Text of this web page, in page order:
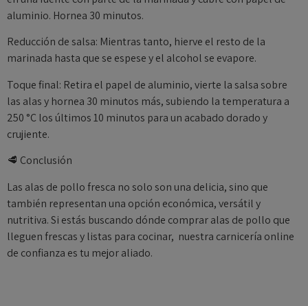
aluminio. Hornea 30 minutos.
Reducción de salsa: Mientras tanto, hierve el resto de la
marinada hasta que se espese y el alcohol se evapore.
Toque final: Retira el papel de aluminio, vierte la salsa sobre
las alas y hornea 30 minutos más, subiendo la temperatura a
250 °C los últimos 10 minutos para un acabado dorado y
crujiente.
🥩 Conclusión
Las alas de pollo fresca no solo son una delicia, sino que
también representan una opción económica, versátil y
nutritiva. Si estás buscando dónde comprar alas de pollo que
lleguen frescas y listas para cocinar, nuestra carnicería online
de confianza es tu mejor aliado.